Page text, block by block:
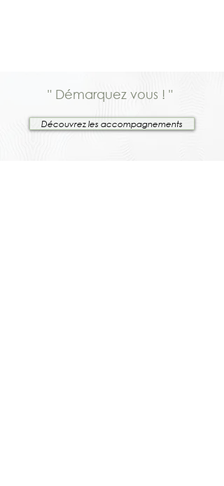
" Démarquez vous ! "
Découvrez les accompagnements